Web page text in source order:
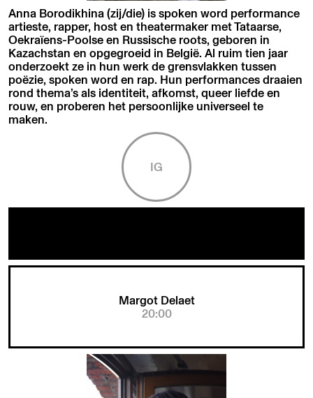
Anna Borodikhina (zij/die) is spoken word performance
artieste, rapper, host en theatermaker met Tataarse,
Oekraïens-Poolse en Russische roots, geboren in
Kazachstan en opgegroeid in België. Al ruim tien jaar
onderzoekt ze in hun werk de grensvlakken tussen
poëzie, spoken word en rap. Hun performances draaien
rond thema’s als identiteit, afkomst, queer liefde en
rouw, en proberen het persoonlijke universeel te
maken.
IG
Margot Delaet
20:00